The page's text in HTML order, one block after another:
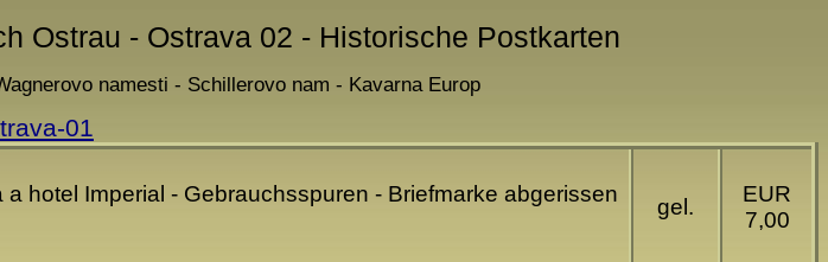
Ostrau - Ostrava 02 - Historische Postkarten
namesti - Schillerovo nam - Kavarna Europ
01
hotel Imperial - Gebrauchsspuren - Briefmarke abgerissen
gel.
EUR
7,00